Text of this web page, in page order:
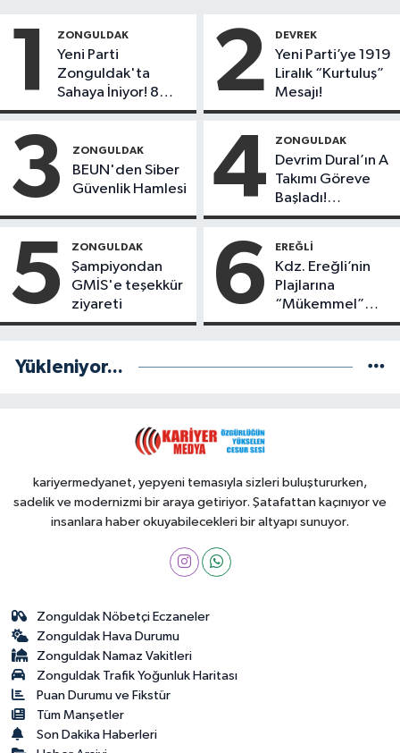
1 ZONGULDAK
Yeni Parti
Zonguldak'ta
Sahaya İniyor! 8
İlçede Kurucu
Başladı
2 DEVREK
Yeni Parti’ye 1919
Liralık “Kurtuluş”
Mesajı!
3 ZONGULDAK
BEUN'den Siber
Güvenlik Hamlesi
4 ZONGULDAK
Devrim Dural’ın A
Takımı Göreve
Başladı!
Yönetimde
5 ZONGULDAK
Şampiyondan
GMİS'e teşekkür
ziyareti
6 EREĞLI
Kdz. Ereğli’nin
Plajlarına
“Mükemmel”
Notu!
Yükleniyor...
kariyermedyanet, yepyeni temasıyla sizleri buluştururken,
sadelik ve modernizmi bir araya getiriyor. Şatafattan kaçınıyor ve
insanlara haber okuyabilecekleri bir altyapı sunuyor.
Zonguldak Nöbetçi Eczaneler
Zonguldak Hava Durumu
Zonguldak Namaz Vakitleri
Zonguldak Trafik Yoğunluk Haritası
Puan Durumu ve Fikstür
Tüm Manşetler
Son Dakika Haberleri